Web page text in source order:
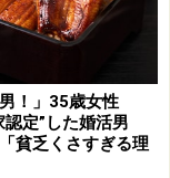
すると夫は心配
言。ふだん、そ
夫もコロナ禍で
ったんでしょう
高い。意味ある
政の健康診断だ
男！」35歳女性
認定”した婚活男
貧乏くさすぎる理